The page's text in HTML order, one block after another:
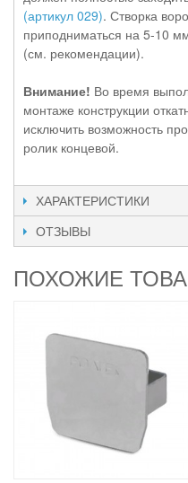
(артикул 029). Створка
приподниматься на 5-10
(см. рекомендации).
Внимание! Во время
монтаже конструкции
исключить возможность
ролик концевой.
ХАРАКТЕРИСТИКИ
ОТЗЫВЫ
ПОХОЖИЕ